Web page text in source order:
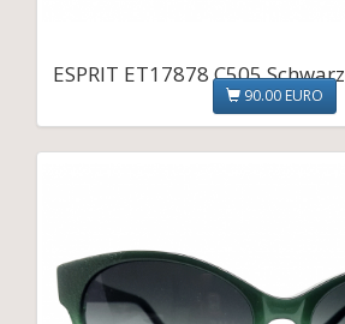
ESPRIT ET17878 C505 Schwarz
90.00 EURO